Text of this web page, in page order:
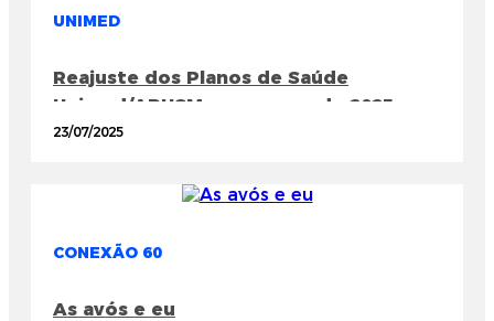
UNIMED
Reajuste dos Planos de Saúde
Unimed/APUSM para o ano de 2025-
2026
23/07/2025
CONEXÃO 60
As avós e eu